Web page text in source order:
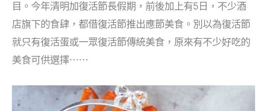
目。今年清明加復活節長假期，前後加上有5日，不少酒
店旗下的食肆，都借復活節推出應節美食。別以為復活節
就只有復活蛋或一眾復活節傳統美食，原來有不少好吃的
美食可供選擇⋯⋯